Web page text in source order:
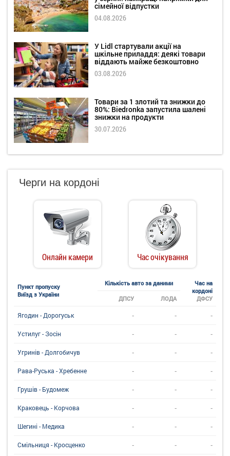
сімейної відпустки
04.08.2026
У Lidl стартували акції на
шкільне приладдя: деякі товари
віддають майже безкоштовно
03.08.2026
Товари за 1 злотий та знижки до
80%: Biedronka запустила шалені
знижки на продукти
30.07.2026
Черги на кордоні
Онлайн камери Час очікування
Пункт пропуску
Виїзд з України
Кількість авто за даними
Час на
кордоні
ДФСУ
ДПСУ ЛОДА
Ягодин - Дорогуськ - - -
Устилуг - Зосін - - -
Угринiв - Долгобичув - - -
Рава-Руська - Хребенне - - -
Грушів - Будомеж - - -
Краковець - Корчова - - -
Шегині - Медика - - -
Смільниця - Кросценко - - -